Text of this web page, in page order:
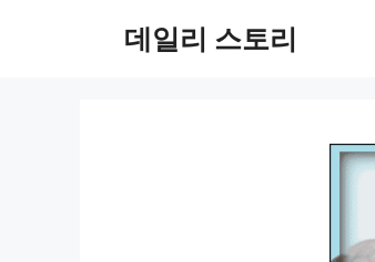
데일리 스토리